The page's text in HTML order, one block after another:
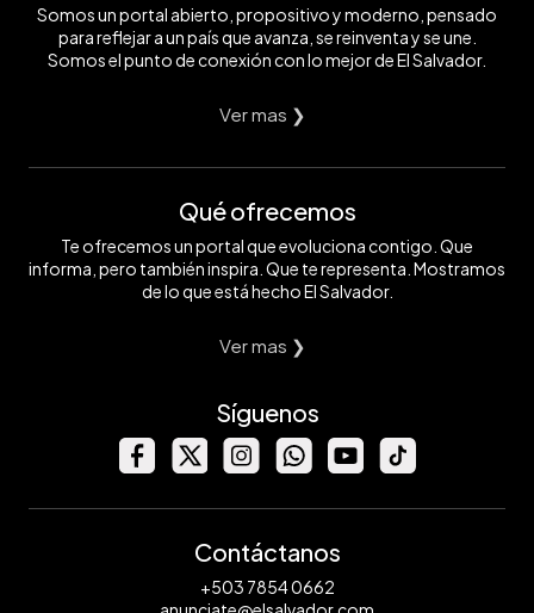
Somos un portal abierto, propositivo y moderno, pensado
para reflejar a un país que avanza, se reinventa y se une.
Somos el punto de conexión con lo mejor de El Salvador.
Ver mas ❯
Qué ofrecemos
Te ofrecemos un portal que evoluciona contigo. Que
informa, pero también inspira. Que te representa. Mostramos
de lo que está hecho El Salvador.
Ver mas ❯
Síguenos
Contáctanos
+503 7854 0662